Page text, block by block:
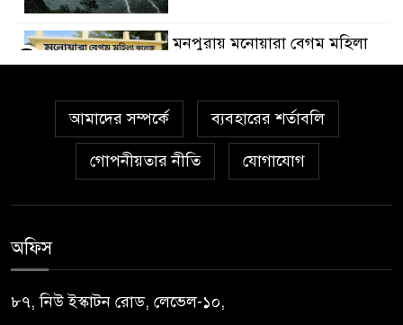
মনপুরায় মনোয়ারা বেগম মহিলা
কলেজ সরকারিকরণের উদ্যোগ:
থাইল্যান্ডে স্কুলে শিক্ষার্থীর বন্দুক
হামলা, শিক্ষকসহ নিহত ৭
হাসপাতালে ভর্তি মিঠুন চক্রবর্তী
৮
আমাদের সম্পর্কে ব্যবহারের শর্তাবলি
গোপনীয়তার নীতি যোগাযোগ
অফিস
৮৭, নিউ ইস্কাটন রোড, লেভেল-১০,